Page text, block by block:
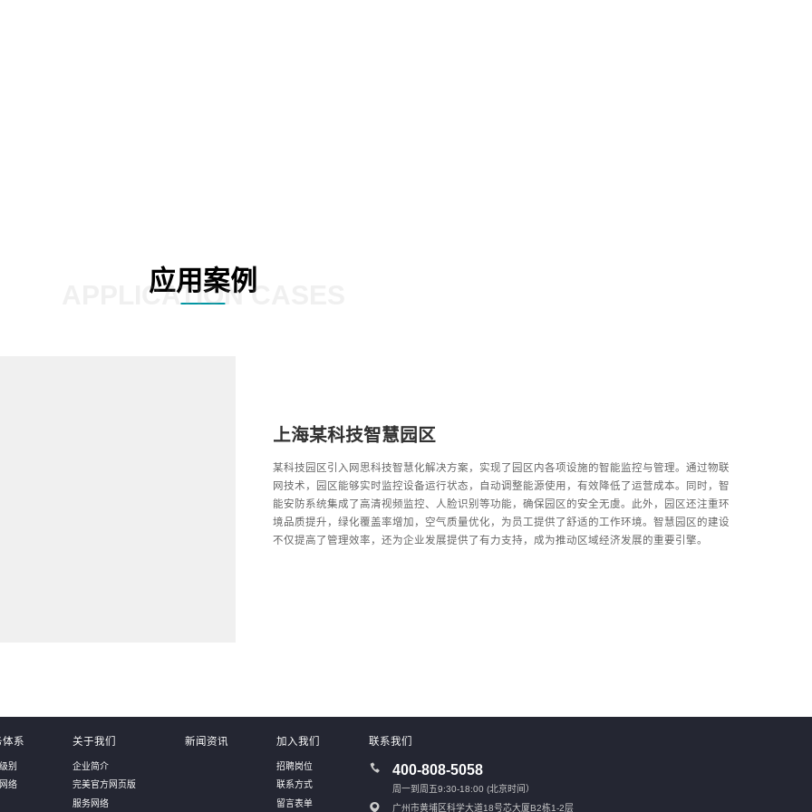
应用案例
APPLICATION CASES
上海某科技智慧园区
某科技园区引入网思科技智慧化解决方案，实现了园区内各项设施的智能监控与管理。通过物联
网技术，园区能够实时监控设备运行状态，自动调整能源使用，有效降低了运营成本。同时，智
能安防系统集成了高清视频监控、人脸识别等功能，确保园区的安全无虞。此外，园区还注重环
境品质提升，绿化覆盖率增加，空气质量优化，为员工提供了舒适的工作环境。智慧园区的建设
不仅提高了管理效率，还为企业发展提供了有力支持，成为推动区域经济发展的重要引擎。
体系
别
络
关于我们
企业简介
完美官方网页版
服务网络
新闻资讯 加入我们
招聘岗位
联系方式
留言表单
联系我们
400-808-5058
周一到周五9:30-18:00 (北京时间）
广州市黄埔区科学大道18号芯大厦B2栋1-2层